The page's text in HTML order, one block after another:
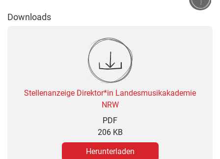
Downloads
Stellenanzeige Direktor*in Landesmusikakademie
NRW
PDF
206 KB
Herunterladen